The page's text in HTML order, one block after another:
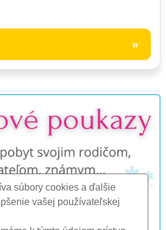
súbory cookies a ďalšie
vašej používateľskej
»